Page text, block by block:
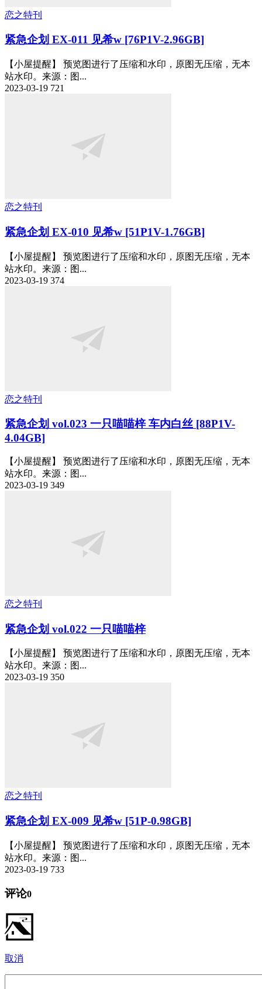
恋之特刊
紧急企划 EX-011 见希w [76P1V-2.96GB]
【小屋提醒】 预览图进行了压缩和水印，原图无压缩，无本
站水印。来源：图...
2023-03-19 721
恋之特刊
紧急企划 EX-010 见希w [51P1V-1.76GB]
【小屋提醒】 预览图进行了压缩和水印，原图无压缩，无本
站水印。来源：图...
2023-03-19 374
恋之特刊
紧急企划 vol.023 一只喵喵梓 车内白丝 [88P1V-
4.04GB]
【小屋提醒】 预览图进行了压缩和水印，原图无压缩，无本
站水印。来源：图...
2023-03-19 349
恋之特刊
紧急企划 vol.022 一只喵喵梓
【小屋提醒】 预览图进行了压缩和水印，原图无压缩，无本
站水印。来源：图...
2023-03-19 350
恋之特刊
紧急企划 EX-009 见希w [51P-0.98GB]
【小屋提醒】 预览图进行了压缩和水印，原图无压缩，无本
站水印。来源：图...
2023-03-19 733
评论0
取消